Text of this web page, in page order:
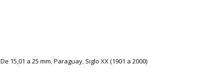
De 15,01 a 25 mm,Paraguay, Siglo XX (1901 a 2000)